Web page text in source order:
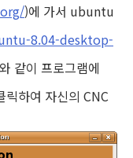
)에 가서 ubuntu
8.04-desktop-
같이 프로그램에
하여 자신의 CNC